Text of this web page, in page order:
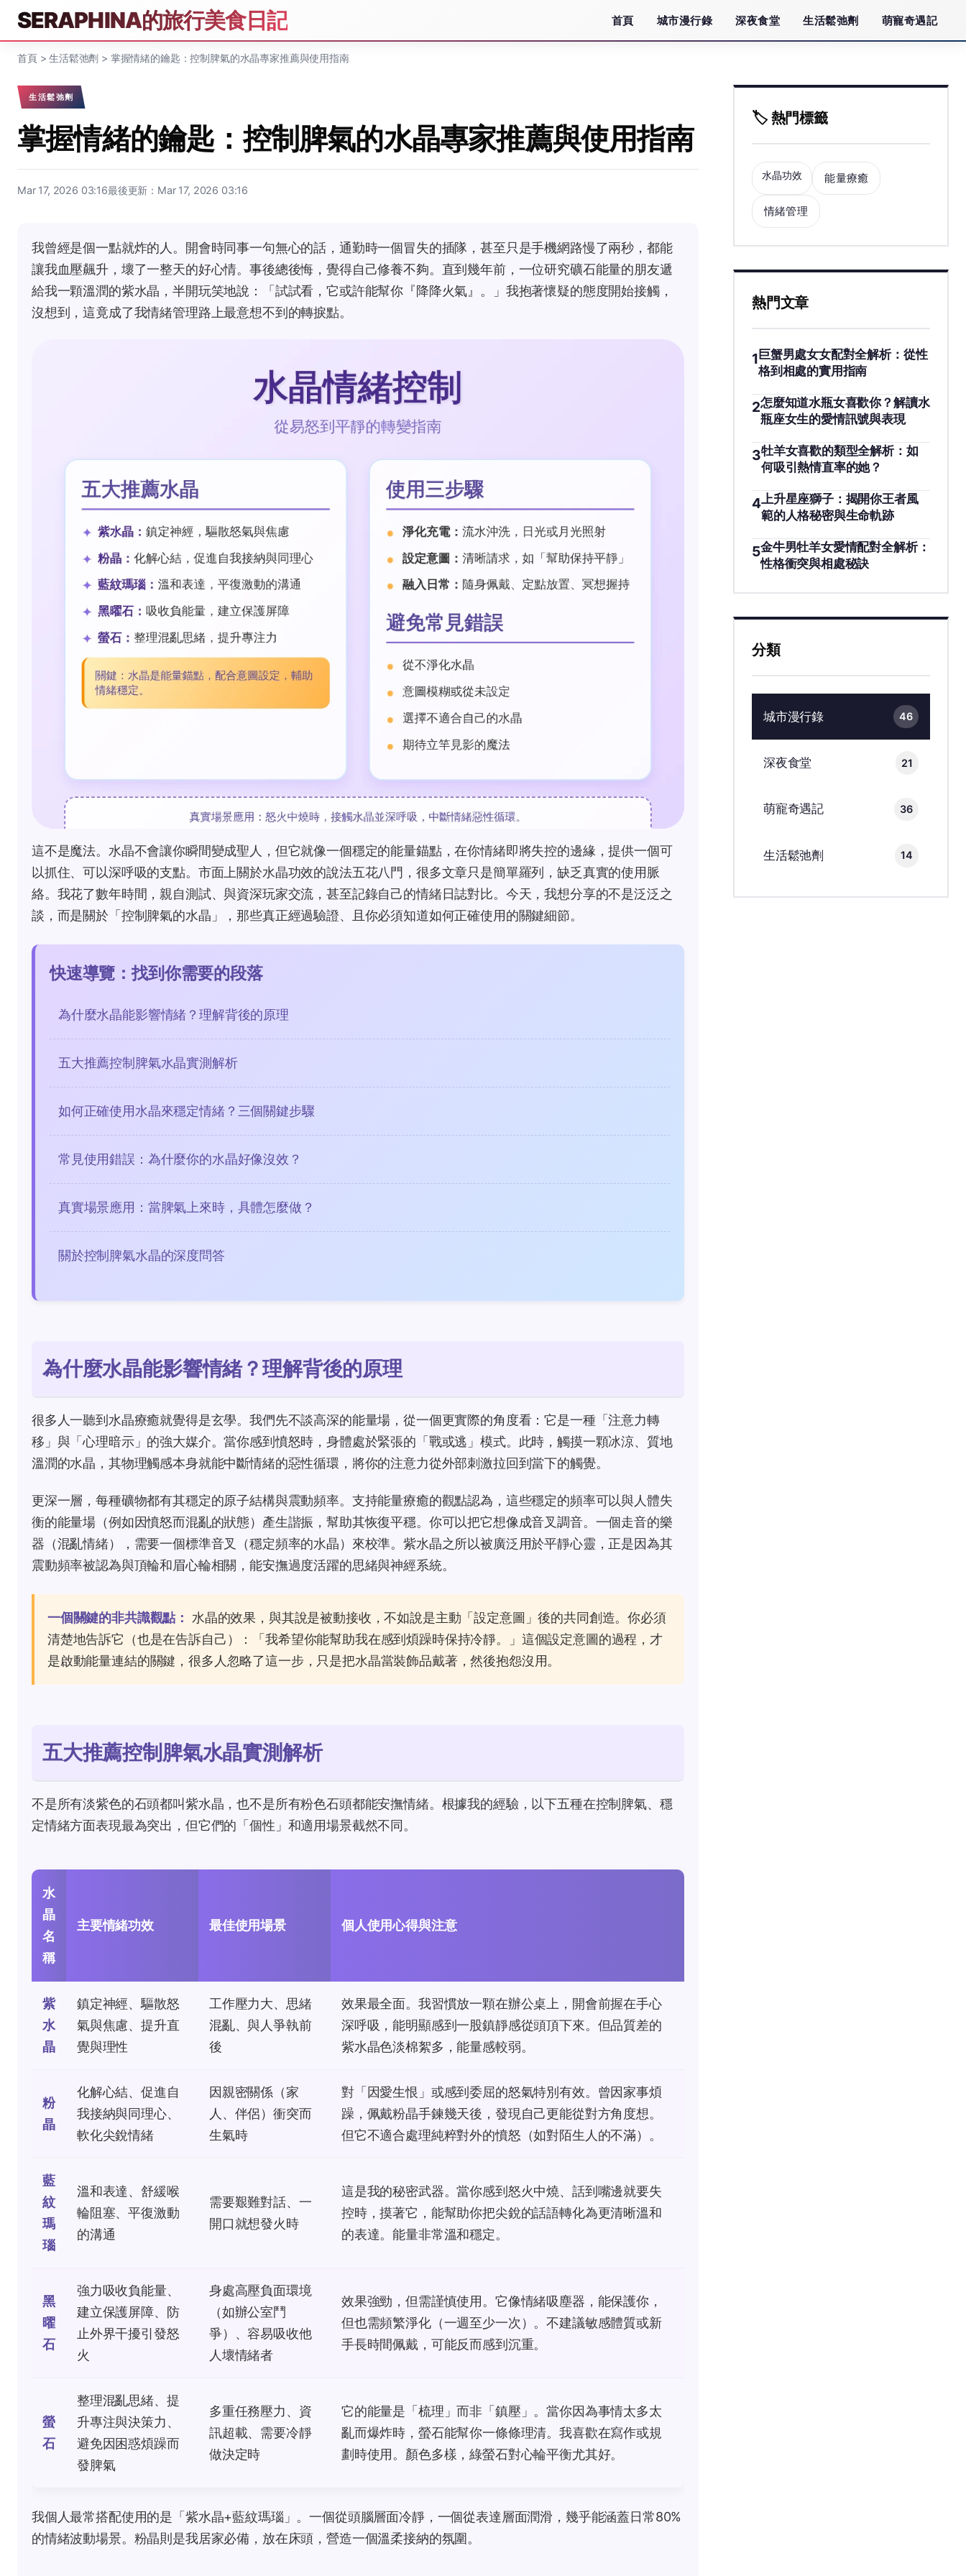
SERAPHINA的旅行美食日記 首頁 城市漫行錄 深夜食堂 生活鬆弛劑 萌寵奇遇記
首頁>生活鬆弛劑 > 掌握情緒的鑰匙：控制脾氣的水晶專家推薦與使用指南
生活鬆弛劑
掌握情緒的鑰匙：控制脾氣的水晶專家推薦與使用指南
Mar 17, 2026 03:16最後更新：Mar 17, 2026 03:16
我曾經是個一點就炸的人。開會時同事一句無心的話，通勤時一個冒失的插隊，甚至只是手機網路慢了兩秒，都能
讓我血壓飆升，壞了一整天的好心情。事後總後悔，覺得自己修養不夠。直到幾年前，一位研究礦石能量的朋友遞
給我一顆溫潤的紫水晶，半開玩笑地說：「試試看，它或許能幫你『降降火氣』。」我抱著懷疑的態度開始接觸，
沒想到，這竟成了我情緒管理路上最意想不到的轉捩點。
這不是魔法。水晶不會讓你瞬間變成聖人，但它就像一個穩定的能量錨點，在你情緒即將失控的邊緣，提供一個可
以抓住、可以深呼吸的支點。市面上關於水晶功效的說法五花八門，很多文章只是簡單羅列，缺乏真實的使用脈
絡。我花了數年時間，親自測試、與資深玩家交流，甚至記錄自己的情緒日誌對比。今天，我想分享的不是泛泛之
談，而是關於「控制脾氣的水晶」，那些真正經過驗證、且你必須知道如何正確使用的關鍵細節。
快速導覽：找到你需要的段落
為什麼水晶能影響情緒？理解背後的原理
五大推薦控制脾氣水晶實測解析
如何正確使用水晶來穩定情緒？三個關鍵步驟
常見使用錯誤：為什麼你的水晶好像沒效？
真實場景應用：當脾氣上來時，具體怎麼做？
關於控制脾氣水晶的深度問答
為什麼水晶能影響情緒？理解背後的原理
很多人一聽到水晶療癒就覺得是玄學。我們先不談高深的能量場，從一個更實際的角度看：它是一種「注意力轉
移」與「心理暗示」的強大媒介。當你感到憤怒時，身體處於緊張的「戰或逃」模式。此時，觸摸一顆冰涼、質地
溫潤的水晶，其物理觸感本身就能中斷情緒的惡性循環，將你的注意力從外部刺激拉回到當下的觸覺。
更深一層，每種礦物都有其穩定的原子結構與震動頻率。支持能量療癒的觀點認為，這些穩定的頻率可以與人體失
衡的能量場（例如因憤怒而混亂的狀態）產生諧振，幫助其恢復平穩。你可以把它想像成音叉調音。一個走音的樂
器（混亂情緒），需要一個標準音叉（穩定頻率的水晶）來校準。紫水晶之所以被廣泛用於平靜心靈，正是因為其
震動頻率被認為與頂輪和眉心輪相關，能安撫過度活躍的思緒與神經系統。
一個關鍵的非共識觀點：
水晶的效果，與其說是被動接收，不如說是主動「設定意圖」後的共同創造。你必須
清楚地告訴它（也是在告訴自己）：「我希望你能幫助我在感到煩躁時保持冷靜。」這個設定意圖的過程，才
是啟動能量連結的關鍵，很多人忽略了這一步，只是把水晶當裝飾品戴著，然後抱怨沒用。
五大推薦控制脾氣水晶實測解析
不是所有淡紫色的石頭都叫紫水晶，也不是所有粉色石頭都能安撫情緒。根據我的經驗，以下五種在控制脾氣、穩
定情緒方面表現最為突出，但它們的「個性」和適用場景截然不同。
水
晶
名
稱
主要情緒功效 最佳使用場景 個人使用心得與注意
紫
水
晶
鎮定神經、驅散怒
氣與焦慮、提升直
覺與理性
工作壓力大、思緒
混亂、與人爭執前
後
效果最全面。我習慣放一顆在辦公桌上，開會前握在手心
深呼吸，能明顯感到一股鎮靜感從頭頂下來。但品質差的
紫水晶色淡棉絮多，能量感較弱。
粉
晶
化解心結、促進自
我接納與同理心、
軟化尖銳情緒
因親密關係（家
人、伴侶）衝突而
生氣時
對「因愛生恨」或感到委屈的怒氣特別有效。曾因家事煩
躁，佩戴粉晶手鍊幾天後，發現自己更能從對方角度想。
但它不適合處理純粹對外的憤怒（如對陌生人的不滿）。
藍
紋
瑪
瑙
溫和表達、舒緩喉
輪阻塞、平復激動
的溝通
需要艱難對話、一
開口就想發火時
這是我的秘密武器。當你感到怒火中燒、話到嘴邊就要失
控時，摸著它，能幫助你把尖銳的話語轉化為更清晰溫和
的表達。能量非常溫和穩定。
黑
曜
石
強力吸收負能量、
建立保護屏障、防
止外界干擾引發怒
火
身處高壓負面環境
（如辦公室鬥
爭）、容易吸收他
人壞情緒者
效果強勁，但需謹慎使用。它像情緒吸塵器，能保護你，
但也需頻繁淨化（一週至少一次）。不建議敏感體質或新
手長時間佩戴，可能反而感到沉重。
螢
石
整理混亂思緒、提
升專注與決策力、
避免因困惑煩躁而
發脾氣
多重任務壓力、資
訊超載、需要冷靜
做決定時
它的能量是「梳理」而非「鎮壓」。當你因為事情太多太
亂而爆炸時，螢石能幫你一條條理清。我喜歡在寫作或規
劃時使用。顏色多樣，綠螢石對心輪平衡尤其好。
我個人最常搭配使用的是「紫水晶+藍紋瑪瑙」。一個從頭腦層面冷靜，一個從表達層面潤滑，幾乎能涵蓋日常80%
的情緒波動場景。粉晶則是我居家必備，放在床頭，營造一個溫柔接納的氛圍。
🏷️ 熱門標籤
水晶功效 能量療癒
情緒管理
熱門文章
1 巨蟹男處女女配對全解析：從性
格到相處的實用指南
2怎麼知道水瓶女喜歡你？解讀水
瓶座女生的愛情訊號與表現
3牡羊女喜歡的類型全解析：如
何吸引熱情直率的她？
4上升星座獅子：揭開你王者風
範的人格秘密與生命軌跡
5金牛男牡羊女愛情配對全解析：
性格衝突與相處秘訣
分類
城市漫行錄 46
深夜食堂 21
萌寵奇遇記 36
生活鬆弛劑 14